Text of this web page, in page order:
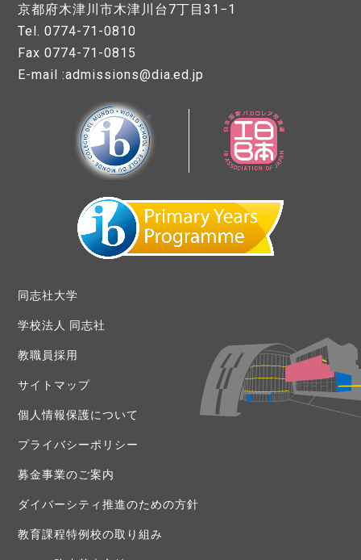
京都府木津川市木津川台7丁目31−1
Tel. 0774-71-0810
Fax 0774-71-0815
E-mail :admissions@dia.ed.jp
同志社大学
学校法人 同志社
教職員採用
サイトマップ
個人情報保護について
プライバシーポリシー
募金事業のご案内
ダイバーシティ推進のための方針
教育課程特例校の取り組み